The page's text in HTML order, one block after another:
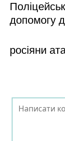
допомогу
росіяни